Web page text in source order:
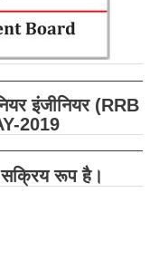
इंजीनियर (RRB
2019
सक्रिय रूप है।